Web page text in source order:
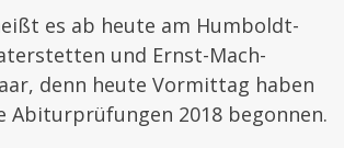
es ab heute am Humboldt-
und Ernst-Mach-
denn heute Vormittag haben
Abiturprüfungen 2018 begonnen.